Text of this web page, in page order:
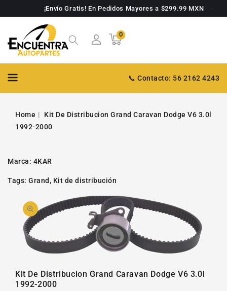
¡Envío Gratis! En Pedidos Mayores a $299.99 MXN
Carrito
00
artículos
📞 Contacto: 56 2162 4243
Home
Kit De Distribucion Grand Caravan Dodge V6 3.0l
1992-2000
Marca: 4KAR
Tags: Grand , Kit de distribución
INFORMACIÓN
DE PRODUCTO
Abrir
video
1
la
galería
Kit De Distribucion Grand Caravan Dodge V6 3.0l
1992-2000